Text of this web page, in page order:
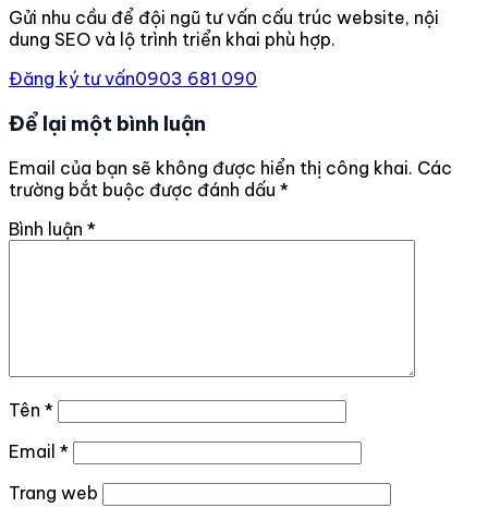
Gửi nhu cầu để đội ngũ tư vấn cấu trúc website, nội
dung SEO và lộ trình triển khai phù hợp.
Đăng ký tư vấn0903 681 090
Để lại một bình luận
Email của bạn sẽ không được hiển thị công khai. Các
trường bắt buộc được đánh dấu *
Bình luận *
Tên *
Email *
Trang web